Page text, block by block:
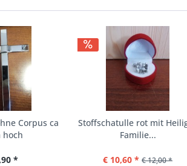
Corpus ca
hoch
*
Stoffschatulle rot mit
Familie...
€ 10,60 * € 12,00 *